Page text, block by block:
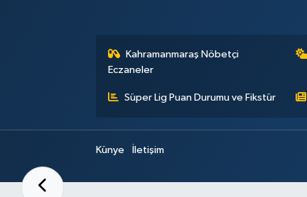
Kahramanmaraş Nöbetçi
Eczaneler
Süper Lig Puan Durumu ve Fikstür
Künye İletişim